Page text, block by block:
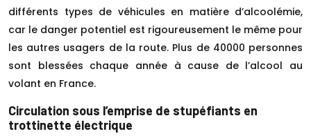
différents types de véhicules en matière d’alcoolémie,
car le danger potentiel est rigoureusement le même pour
les autres usagers de la route. Plus de 40000 personnes
sont blessées chaque année à cause de l’alcool au
volant en France.
Circulation sous l’emprise de stupéfiants en
trottinette électrique